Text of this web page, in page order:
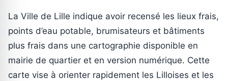
La Ville de Lille indique avoir recensé les lieux frais,
points d’eau potable, brumisateurs et bâtiments
plus frais dans une cartographie disponible en
mairie de quartier et en version numérique. Cette
carte vise à orienter rapidement les Lilloises et les